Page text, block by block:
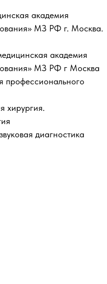
академия
МЗ РФ г. Москва.
академия
МЗ РФ г Москва
хирургия.
диагностика